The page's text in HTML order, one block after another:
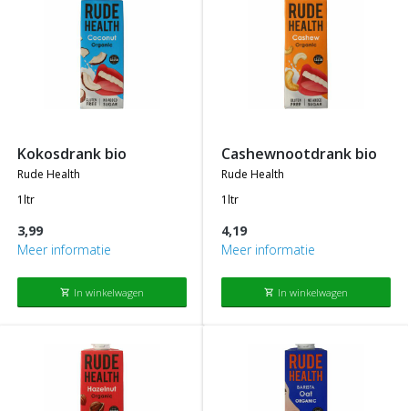
kokosdrank bio
rude health
1ltr
3,99
Meer informatie
shopping_cart In winkelwagen
cashewnootdrank bio
rude health
1ltr
4,19
Meer informatie
shopping_cart In winkelwagen